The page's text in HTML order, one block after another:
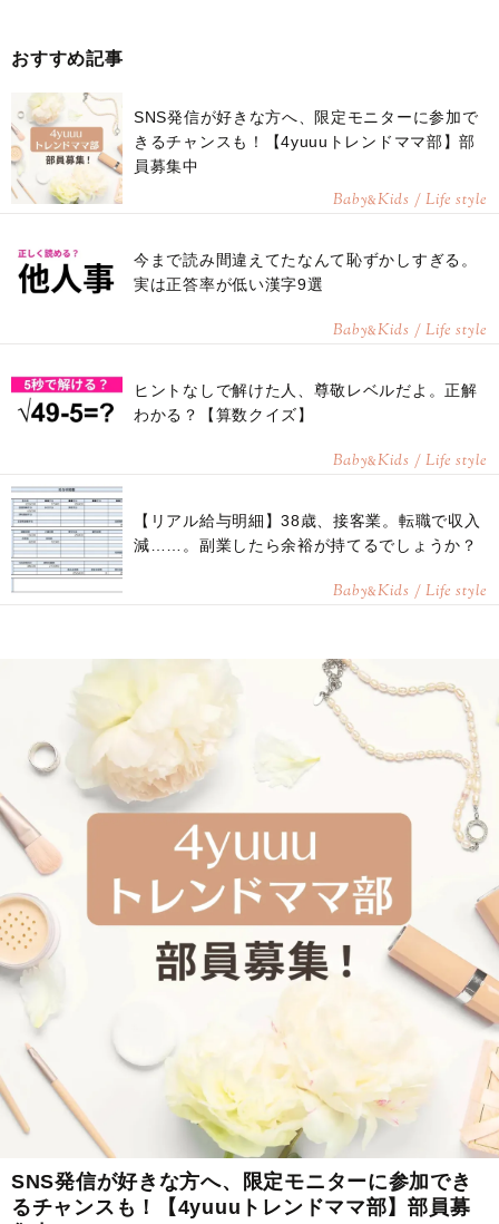
おすすめ記事
SNS発信が好きな方へ、限定モニターに参加で
きるチャンスも！【4yuuuトレンドママ部】部
員募集中
Baby&Kids / Life style
今まで読み間違えてたなんて恥ずかしすぎる。
実は正答率が低い漢字9選
Baby&Kids / Life style
ヒントなしで解けた人、尊敬レベルだよ。正解
わかる？【算数クイズ】
Baby&Kids / Life style
【リアル給与明細】38歳、接客業。転職で収入
減……。副業したら余裕が持てるでしょうか？
Baby&Kids / Life style
SNS発信が好きな方へ、限定モニターに参加でき
るチャンスも！【4yuuuトレンドママ部】部員募